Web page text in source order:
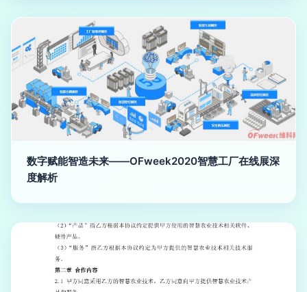
数字赋能智造未来——OFweek2020智慧工厂在线展深
度解析